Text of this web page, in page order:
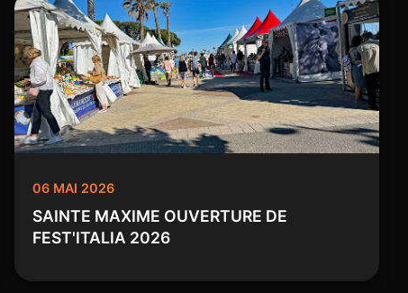
06 MAI 2026
SAINTE MAXIME OUVERTURE DE
FEST'ITALIA 2026